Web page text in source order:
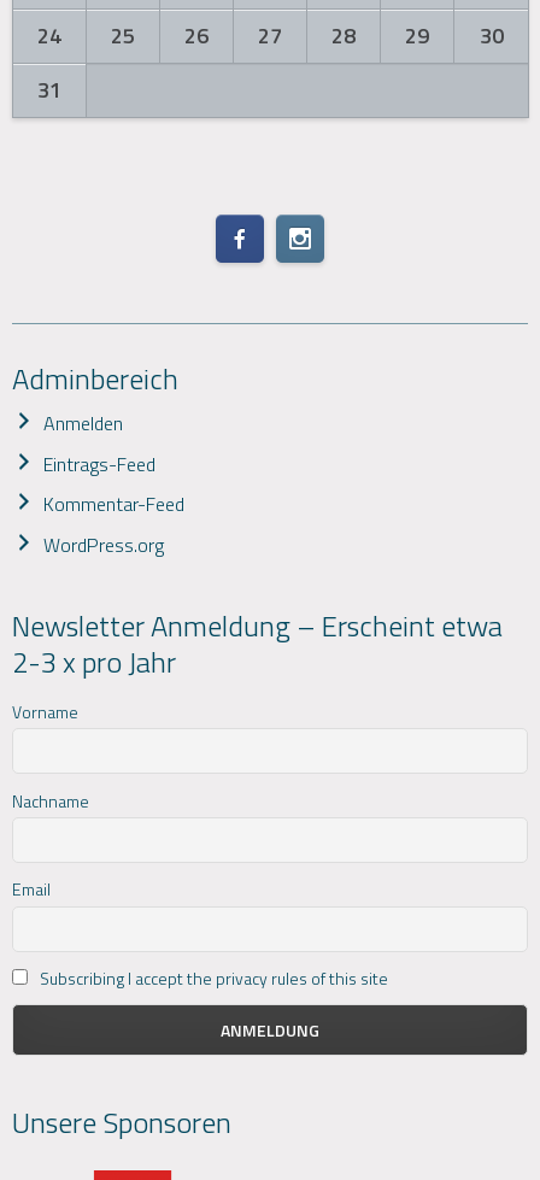
24
25 26 27 28 29
30
31
Adminbereich
Anmelden
Eintrags-Feed
Kommentar-Feed
WordPress.org
Newsletter Anmeldung – Erscheint etwa
2-3 x pro Jahr
Vorname
Nachname
Email
Subscribing I accept the privacy rules of this site
Unsere Sponsoren